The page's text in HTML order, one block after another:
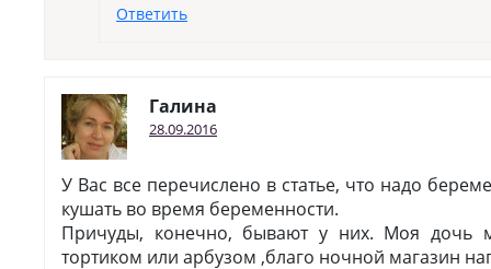
Ответить
Галина
28.09.2016
У Вас все перечислено в статье, что надо
кушать во время беременности.
Причуды, конечно, бывают у них. Моя дочь
тортиком или арбузом ,благо ночной магазин